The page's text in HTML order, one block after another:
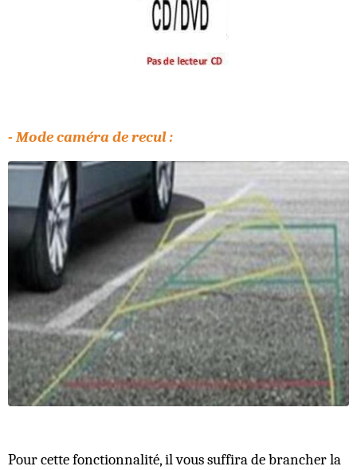
- Mode caméra de recul :
Pour cette fonctionnalité, il vous suffira de brancher la